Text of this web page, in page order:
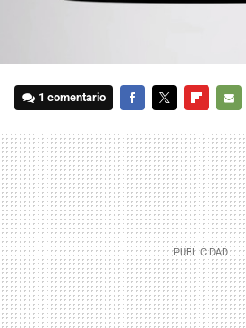
1 comentario
MAIL